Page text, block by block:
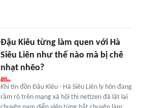
Đậu Kiêu từng làm quen với Hà
Siêu Liên như thế nào mà bị chê
nhạt nhẽo?
Khi tin đồn Đậu Kiêu - Hà Siêu Liên ly hôn đang
rầm rộ trên mạng xã hội thì netizen đã lật lại